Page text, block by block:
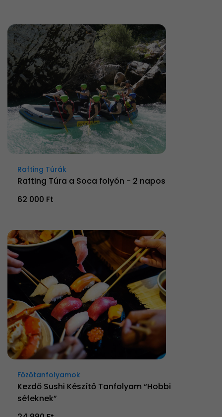
Rafting Túrák
Rafting Túra a Soca folyón - 2 napos
62 000 Ft
Főzőtanfolyamok
Kezdő Sushi Készítő Tanfolyam “Hobbi
séfeknek”